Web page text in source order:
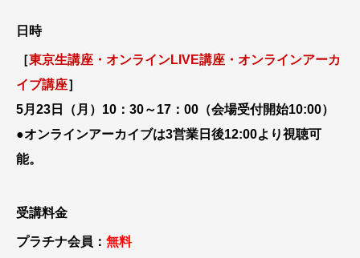
日時
［東京生講座・オンラインLIVE講座・オンラインアーカ
イブ講座］
5月23日（月）10：30～17：00（会場受付開始10:00）
●オンラインアーカイブは3営業日後12:00より視聴可
能。
受講料金
プラチナ会員： 無料